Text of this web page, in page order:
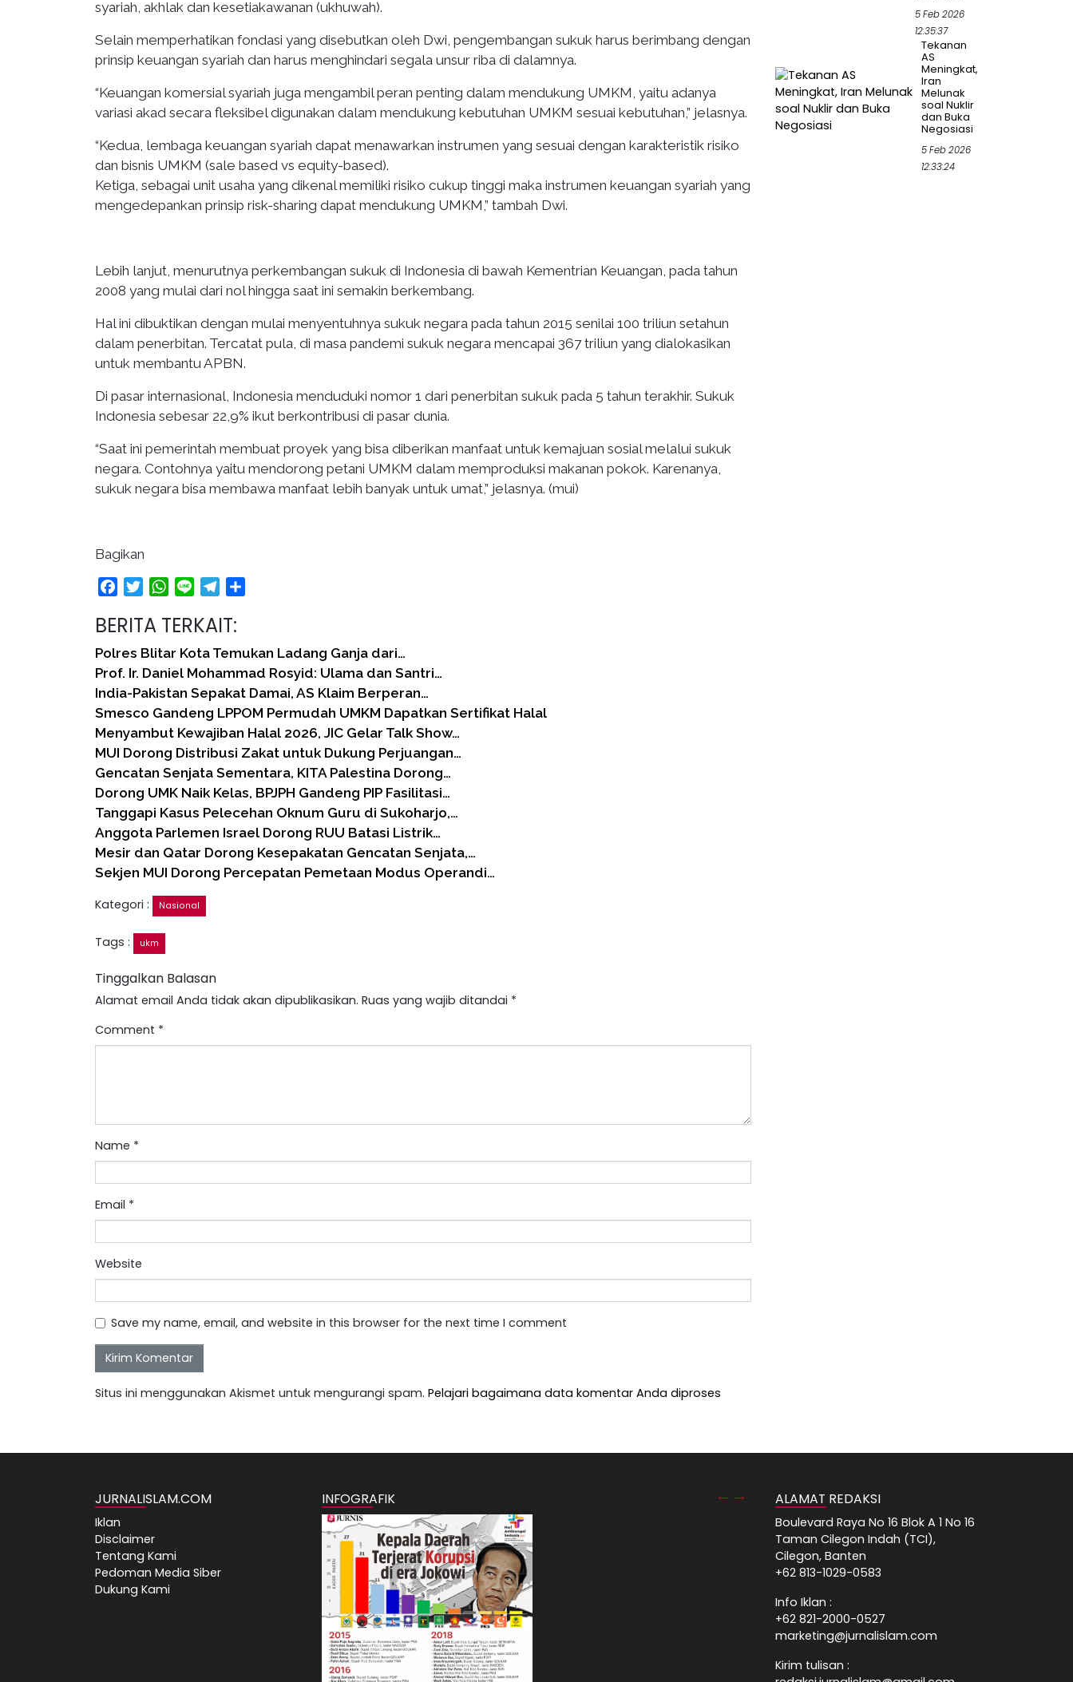
syariah, akhlak dan kesetiakawanan (ukhuwah).
Selain memperhatikan fondasi yang disebutkan oleh Dwi, pengembangan sukuk harus berimbang dengan
prinsip keuangan syariah dan harus menghindari segala unsur riba di dalamnya.
“Keuangan komersial syariah juga mengambil peran penting dalam mendukung UMKM, yaitu adanya
variasi akad secara fleksibel digunakan dalam mendukung kebutuhan UMKM sesuai kebutuhan,” jelasnya.
“Kedua, lembaga keuangan syariah dapat menawarkan instrumen yang sesuai dengan karakteristik risiko
dan bisnis UMKM (sale based vs equity-based).
Ketiga, sebagai unit usaha yang dikenal memiliki risiko cukup tinggi maka instrumen keuangan syariah yang
mengedepankan prinsip risk-sharing dapat mendukung UMKM,” tambah Dwi.
Lebih lanjut, menurutnya perkembangan sukuk di Indonesia di bawah Kementrian Keuangan, pada tahun
2008 yang mulai dari nol hingga saat ini semakin berkembang.
Hal ini dibuktikan dengan mulai menyentuhnya sukuk negara pada tahun 2015 senilai 100 triliun setahun
dalam penerbitan. Tercatat pula, di masa pandemi sukuk negara mencapai 367 triliun yang dialokasikan
untuk membantu APBN.
Di pasar internasional, Indonesia menduduki nomor 1 dari penerbitan sukuk pada 5 tahun terakhir. Sukuk
Indonesia sebesar 22,9% ikut berkontribusi di pasar dunia.
“Saat ini pemerintah membuat proyek yang bisa diberikan manfaat untuk kemajuan sosial melalui sukuk
negara. Contohnya yaitu mendorong petani UMKM dalam memproduksi makanan pokok. Karenanya,
sukuk negara bisa membawa manfaat lebih banyak untuk umat,” jelasnya. (mui)
Bagikan
FacebookTwitterWhatsApp
Line Telegram
BERITA TERKAIT:
Polres Blitar Kota Temukan Ladang Ganja dari…
Prof. Ir. Daniel Mohammad Rosyid: Ulama dan Santri…
India-Pakistan Sepakat Damai, AS Klaim Berperan…
Smesco Gandeng LPPOM Permudah UMKM Dapatkan Sertifikat Halal
Menyambut Kewajiban Halal 2026, JIC Gelar Talk Show…
MUI Dorong Distribusi Zakat untuk Dukung Perjuangan…
Gencatan Senjata Sementara, KITA Palestina Dorong…
Dorong UMK Naik Kelas, BPJPH Gandeng PIP Fasilitasi…
Tanggapi Kasus Pelecehan Oknum Guru di Sukoharjo,…
Anggota Parlemen Israel Dorong RUU Batasi Listrik…
Mesir dan Qatar Dorong Kesepakatan Gencatan Senjata,…
Sekjen MUI Dorong Percepatan Pemetaan Modus Operandi…
Kategori :
Nasional
Tags : ukm
Tinggalkan Balasan
Alamat email Anda tidak akan dipublikasikan. Ruas yang wajib ditandai *
Comment *
Name *
Email *
Website
Save my name, email, and website in this browser for the next time I comment
Situs ini menggunakan Akismet untuk mengurangi spam. Pelajari bagaimana data komentar Anda diproses
5 Feb 2026
12:35:37
Tekanan
AS
Meningkat,
Iran
Melunak
soal Nuklir
dan Buka
Negosiasi
5 Feb 2026
12:33:24
JURNALISLAM.COM
Iklan
Disclaimer
Tentang Kami
Pedoman Media Siber
Dukung Kami
INFOGRAFIK ALAMAT REDAKSI
Boulevard Raya No 16 Blok A 1 No 16
Taman Cilegon Indah (TCI),
Cilegon, Banten
+62 813-1029-0583
Info Iklan :
+62 821-2000-0527
marketing@jurnalislam.com
Kirim tulisan :